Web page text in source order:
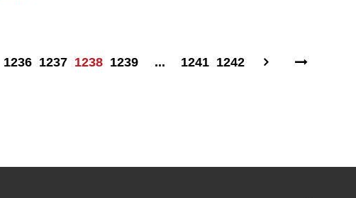
1236 1237 1238 1239 ... 1241 1242